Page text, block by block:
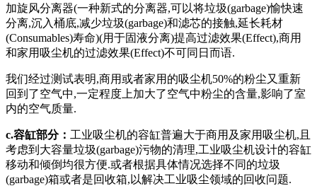
加旋风分离器(一种新式的分离器,可以将垃圾(garbage)愉快速
分离,沉入桶底,减少垃圾(garbage)和滤芯的接触,延长耗材
(Consumables)寿命)(用于固液分离)提高过滤效果(Effect),商用
和家用吸尘机的过滤效果(Effect)不可同日而语.
我们经过测试表明,商用或者家用的吸尘机50%的粉尘又重新
回到了空气中,一定程度上加大了空气中粉尘的含量,影响了室
内的空气质量.
c.容缸部分： 工业吸尘机的容缸普遍大于商用及家用吸尘机,且
考虑到大容量垃圾(garbage)污物的清理,工业吸尘机设计的容缸
移动和倾倒均很方便.或者根据具体情况选择不同的垃圾
(garbage)箱或者是回收箱,以解决工业吸尘领域的回收问题.